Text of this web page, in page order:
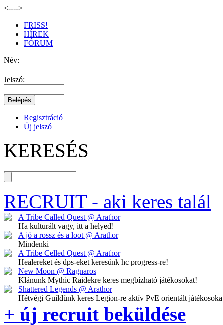
<---->
FRISS!
HÍREK
FÓRUM
Név:
Jelszó:
Regisztráció
Új jelszó
KERESÉS
RECRUIT- aki keres talál
A Tribe Called Quest @ Arathor
Ha kulturált vagy, itt a helyed!
A jó a rossz és a loot @ Arathor
Mindenki
A Tribe Celled Quest @ Arathor
Healereket és dps-eket keresünk hc progress-re!
New Moon @ Ragnaros
Klánunk Mythic Raidekre keres megbízható játékosokat!
Shattered Legends @ Arathor
Hétvégi Guildünk keres Legion-re aktív PvE orientált
+ új recruit beküldése